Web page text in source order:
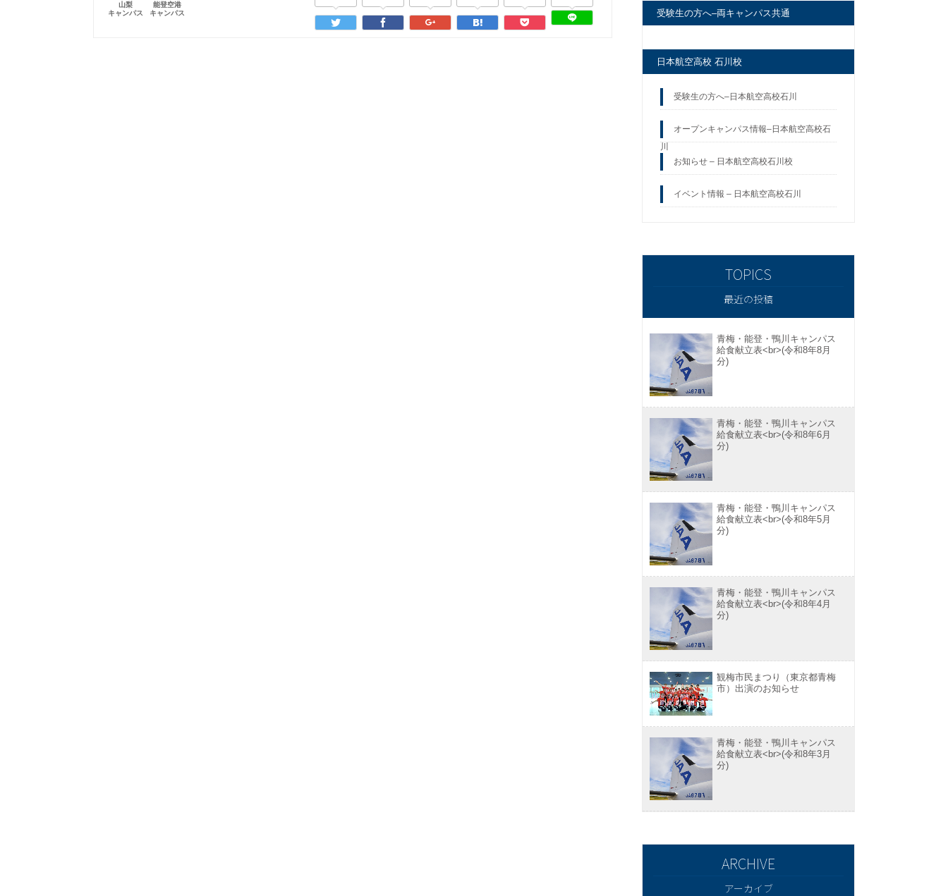
山梨
キャンパス
能登空港
キャンパス
受験生の方へ–両キャンパス共通
日本航空高校 石川校
受験生の方へ–日本航空高校石川
オープンキャンパス情報–日本航空高校石
川
お知らせ – 日本航空高校石川校
イベント情報 – 日本航空高校石川
最近の投稿
青梅・能登・鴨川キャンパス
給食献立表<br>(令和8年8月
分)
青梅・能登・鴨川キャンパス
給食献立表<br>(令和8年6月
分)
青梅・能登・鴨川キャンパス
給食献立表<br>(令和8年5月
分)
青梅・能登・鴨川キャンパス
給食献立表<br>(令和8年4月
分)
観梅市民まつり（東京都青梅
市）出演のお知らせ
青梅・能登・鴨川キャンパス
給食献立表<br>(令和8年3月
分)
アーカイブ